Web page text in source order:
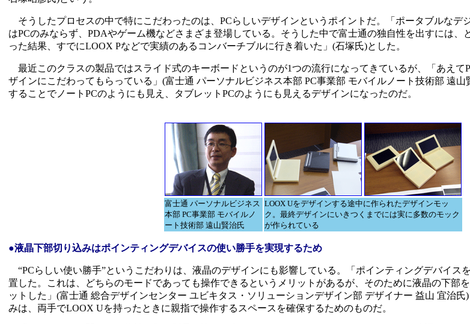
そうしたプロセスの中で特にこだわったのは、PCらしいデザインというポイントだ。「ポータブルなデ
はPCのみならず、PDAやゲーム機などさまざま登場している。そうした中で富士通の独自性を出すには、
った結果、すでにLOOX Pなどで実績のあるコンバーチブルに行き着いた」(石塚氏)とした。
最近このクラスの製品ではスライド式のキーボードというのが1つの流行になってきているが、「あえて
ザインにこだわってもらっている」(富士通 パーソナルビジネス本部 PC事業部 モバイルノート技術部 遠
することでノートPCのようにも見え、タブレットPCのようにも見えるデザインになったのだ。
富士通 パーソナルビジネス
本部 PC事業部 モバイルノ
ート技術部 遠山賢治氏
LOOX Uをデザインする途中に作られたデザインモッ
ク。最終デザインにいきつくまでには実に多数のモック
が作られている
●液晶下部切り込みはポインティングデバイスの使い勝手を実現するため
“PCらしい使い勝手”というこだわりは、液晶のデザインにも影響している。「ポインティングデバイス
置した。これは、どちらのモードであっても操作できるというメリットがあるが、そのために液晶の下部
ットした」(富士通 総合デザインセンター ユビキタス・ソリューションデザイン部 デザイナー 益山 宜治
みは、両手でLOOX Uを持ったときに親指で操作するスペースを確保するためのものだ。